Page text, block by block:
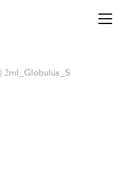
| 2ml_Globulus_S